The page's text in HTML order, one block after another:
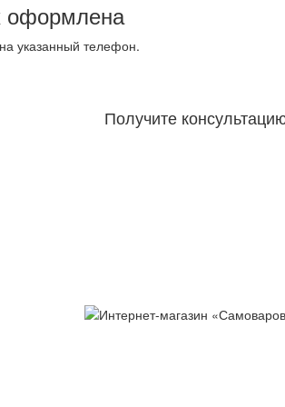
оформлена
указанный телефон.
Получите